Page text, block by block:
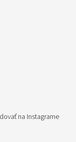
na Instagrame